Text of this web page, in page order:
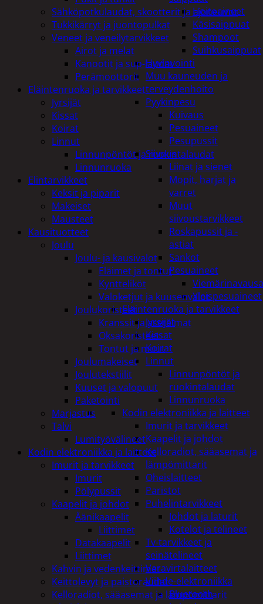
Hoitoaineet
Käsisaippuat
Shampoot
Suihkusaippuat
Hyvinvointi
Muu kauneuden ja
terveydenhoito
Pyykinpesu
Kuivaus
Pesuaineet
Pesupussit
Siivous
Liinat ja sienet
Mopit, harjat ja
varret
Muut
siivoustarvikkeet
Roskapussit ja -
astiat
Sankot
Pesuaineet
Yleispesuaineet
Eläintenruoka ja tarvikkeet
Jyrsijät
Kissat
Koirat
Linnut
Linnunpöntöt ja
ruokintalaudat
Linnunruoka
Kodin elektroniikka ja laitteet
Imurit ja tarvikkeet
Kaapelit ja johdot
Kelloradiot, sääasemat ja
lämpömittarit
Oheislaitteet
Paristot
Puhelintarvikkeet
Johdot ja laturit
Kotelot ja telineet
Tv-tarvikkeet ja
seinätelineet
Varavirtalaitteet
Viihde-elektroniikka
Bluetooth
Sähköpotkulaudat, skootterit ja ajoneuvot
Tukkikärryt ja juontopulkat
Veneet ja veneilytarvikkeet
Airot ja melat
Kanootit ja sup-laudat
Perämoottorit
Eläintenruoka ja tarvikkeet
Jyrsijät
Kissat
Koirat
Linnut
Linnunpöntöt ja ruokintalaudat
Linnunruoka
Elintarvikkeet
Keksit ja piparit
Makeiset
Mausteet
Kausituotteet
Joulu
Joulu- ja kausivalot
Eläimet ja tontut
Kyntteliköt
Valoketjut ja kuusenvalot
Joulukoristeet
Kranssit ja asetelmat
Oksakoristeet
Tontut ja muut
Joulumakeiset
Joulutekstiilit
Kuuset ja valopuut
Paketointi
Marjastus
Talvi
Lumityövälineet
Kodin elektroniikka ja laitteet
Imurit ja tarvikkeet
Imurit
Pölypussit
Kaapelit ja johdot
Äänikaapelit
Liittimet
Datakaapelit
Liittimet
Kahvin ja vedenkeittimet
Keittolevyt ja paistoraudat
Kelloradiot, sääasemat ja lämpömittarit